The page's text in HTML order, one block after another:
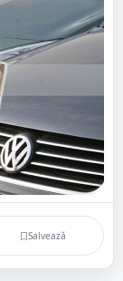
Salvează